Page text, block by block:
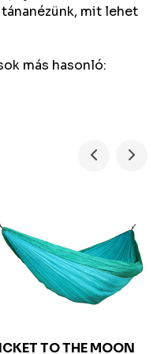
mit lehet
más hasonló:
TO THE MOON